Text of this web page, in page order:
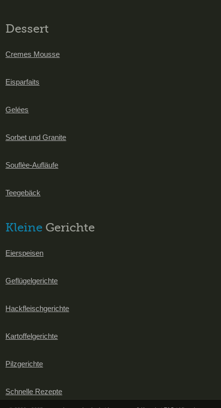
Dessert
Cremes Mousse
Eisparfaits
Gelées
Sorbet und Granite
Souflèe-Aufläufe
Teegebäck
Kleine Gerichte
Eierspeisen
Geflügelgerichte
Hackfleischgerichte
Kartoffelgerichte
Pilzgerichte
Schnelle Rezepte